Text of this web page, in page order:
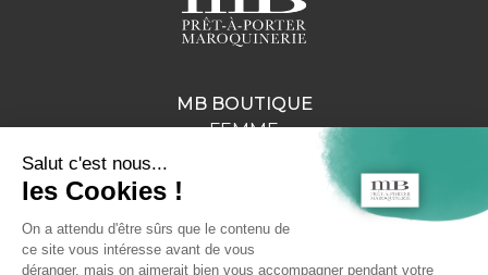
MB BOUTIQUE
FEMME
MAROQUINERIE
NOTRE HISTOIRE